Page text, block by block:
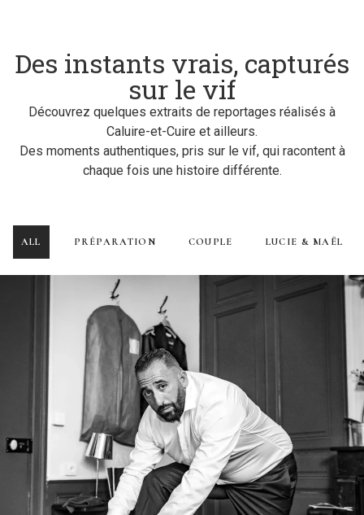
Des instants vrais, capturés
sur le vif
Découvrez quelques extraits de reportages réalisés à
Caluire-et-Cuire et ailleurs.
Des moments authentiques, pris sur le vif, qui racontent à
chaque fois une histoire différente.
ALL PRÉPARATION COUPLE LUCIE & MAËL